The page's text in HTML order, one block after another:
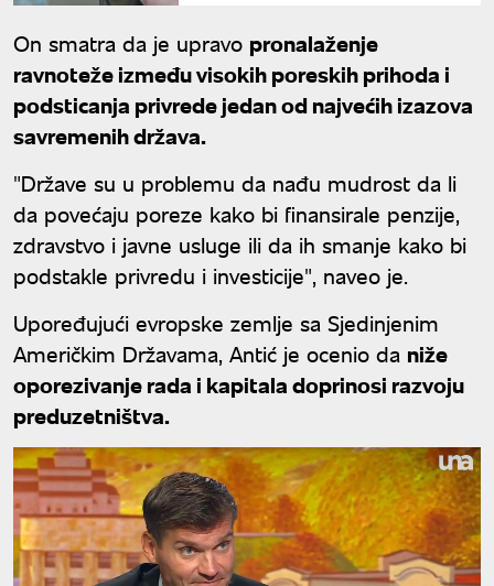
On smatra da je upravo pronalaženje
ravnoteže između visokih poreskih prihoda i
podsticanja privrede jedan od najvećih izazova
savremenih država.
"Države su u problemu da nađu mudrost da li
da povećaju poreze kako bi finansirale penzije,
zdravstvo i javne usluge ili da ih smanje kako bi
podstakle privredu i investicije", naveo je.
Upoređujući evropske zemlje sa Sjedinjenim
Američkim Državama, Antić je ocenio da niže
oporezivanje rada i kapitala doprinosi razvoju
preduzetništva.